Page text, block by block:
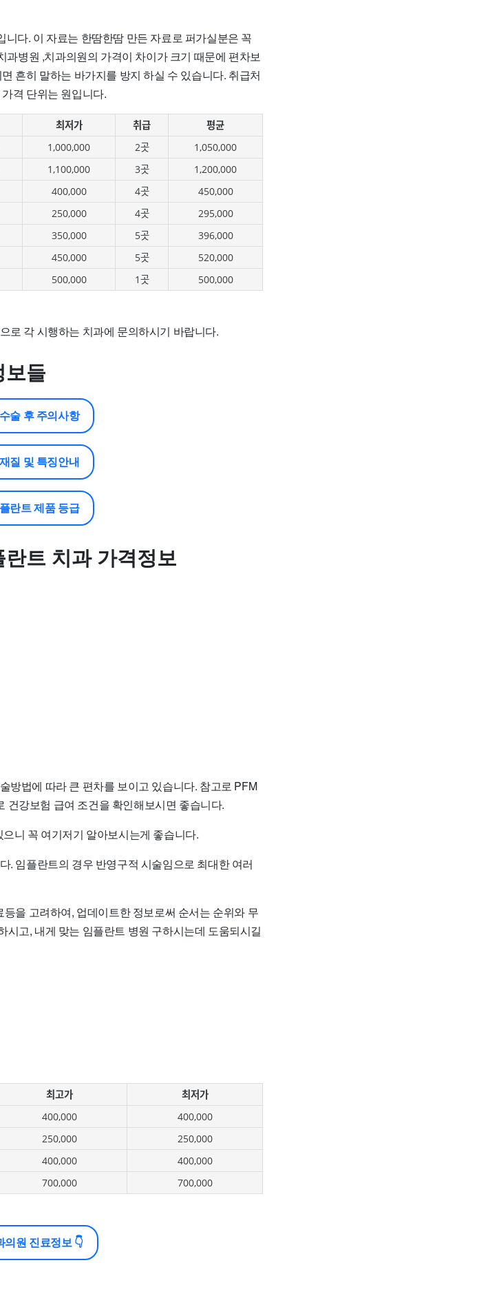
다. 이 자료는 한땀한땀 만든 자료로 퍼가실분은 꼭
병원 ,치과의원의 가격이 차이가 크기 때문에 편차보
흔히 말하는 바가지를 방지 하실 수 있습니다. 취급처
격 단위는 원입니다.
최저가 취급
평균
1,000,000 2곳
1,050,000
1,100,000 3곳
1,200,000
400,000 4곳
450,000
250,000 4곳
295,000
350,000 5곳
396,000
450,000 5곳
520,000
500,000 1곳 500,000
로 각 시행하는 치과에 문의하시기 바랍니다.
보들
술 후 주의사항
질 및 특징안내
란트 제품 등급
트 치과 가격정보
방법에 따라 큰 편차를 보이고 있습니다. 참고로 PFM
강보험 급여 조건을 확인해보시면 좋습니다.
니 꼭 여기저기 알아보시는게 좋습니다.
. 임플란트의 경우 반영구적 시술임으로 최대한 여러
을 고려하여, 업데이트한 정보로써 순서는 순위와 무
고, 내게 맞는 임플란트 병원 구하시는데 도움되시길
최고가
최저가
400,000
400,000
250,000
250,000
400,000
400,000
700,000 700,000
의원 진료정보 👇